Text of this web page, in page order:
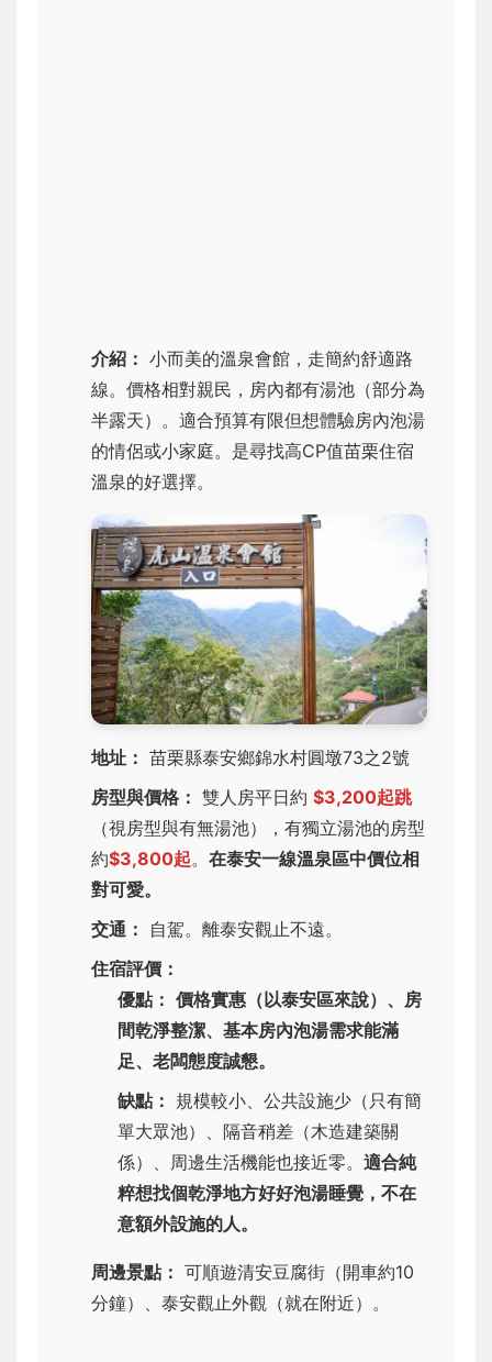
介紹： 小而美的溫泉會館，走簡約舒適路
線。價格相對親民，房內都有湯池（部分為
半露天）。適合預算有限但想體驗房內泡湯
的情侶或小家庭。是尋找高CP值苗栗住宿
溫泉的好選擇。
地址： 苗栗縣泰安鄉錦水村圓墩73之2號
房型與價格： 雙人房平日約 $3,200起跳
（視房型與有無湯池），有獨立湯池的房型
約$3,800起。 在泰安一線溫泉區中價位相
對可愛。
交通：
自駕。離泰安觀止不遠。
住宿評價：
優點： 價格實惠（以泰安區來說）、房
間乾淨整潔、基本房內泡湯需求能滿
足、老闆態度誠懇。
缺點： 規模較小、公共設施少（只有簡
單大眾池）、隔音稍差（木造建築關
係）、周邊生活機能也接近零。 適合純
粹想找個乾淨地方好好泡湯睡覺，不在
意額外設施的人。
周邊景點： 可順遊清安豆腐街（開車約10
分鐘）、泰安觀止外觀（就在附近）。